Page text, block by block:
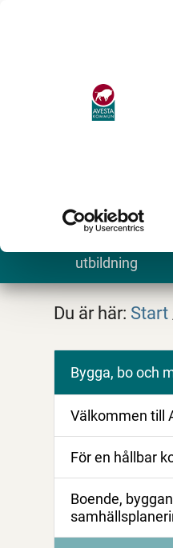
utbildning
Du är här: Start
Bygga, bo och
Välkommen till
För en hållbar
Boende,